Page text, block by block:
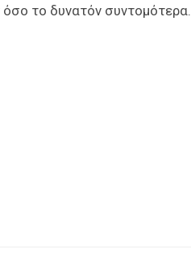
το δυνατόν συντομότερα.